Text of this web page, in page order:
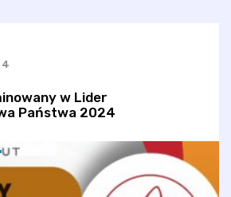
w Lider
Państwa 2024